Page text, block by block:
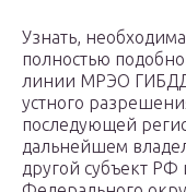
Узнать,
полностью
линии МРЭО
устного
последующей
дальнейшем
другой субъект РФ